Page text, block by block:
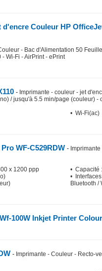
d'encre Couleur HP
- Bac d'Alimentation 50
Wi-Fi - AirPrint - ePrint
- Imprimante - couleur - jet
/ jusqu'à 5.5 min/page (couleur) -
• Wi-Fi(ac)
WF-C529RDW -
x 1200 ppp
• Capacité
•
Bluetooth /
100W Inkjet Printer Colour
- Imprimante - Couleur - Recto-